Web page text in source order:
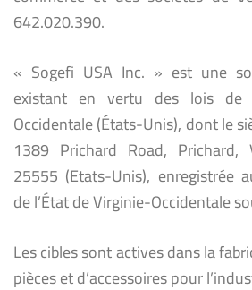
642.020.390.
« Sogefi USA Inc. » est une
existant en vertu des lois de
Occidentale (États-Unis), dont le
1389 Prichard Road, Prichard,
25555 (Etats-Unis), enregistrée
de l’État de Virginie-Occidentale
Les cibles sont actives dans la
pièces et d’accessoires pour